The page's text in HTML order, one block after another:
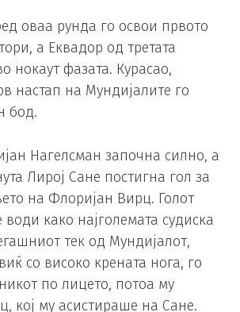
оваа рунда го освои првото
а Еквадор од третата
нокаут фазата. Курасао,
настап на Мундијалите го
бод.
Нагелсман започна силно, а
Лирој Сане постигна гол за
на Флоријан Вирц. Голот
води како најголемата судиска
тек од Мундијалот,
со високо крената нога, го
по лицето, потоа му
кој му асистираше на Сане.